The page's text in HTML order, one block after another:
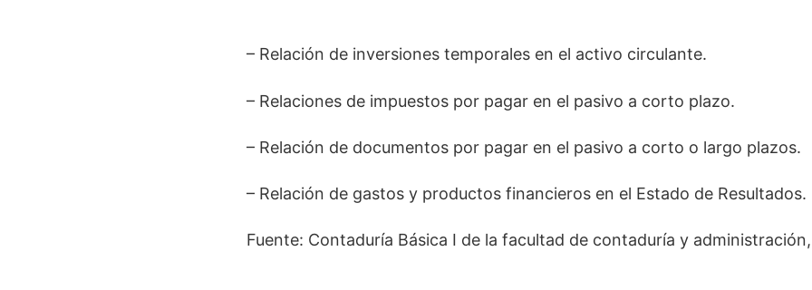
– Relación de inversiones temporales en el activo circulante.
– Relaciones de impuestos por pagar en el pasivo a corto plazo.
– Relación de documentos por pagar en el pasivo a corto o largo plazos.
– Relación de gastos y productos financieros en el Estado de Resultados.
Fuente: Contaduría Básica I de la facultad de contaduría y